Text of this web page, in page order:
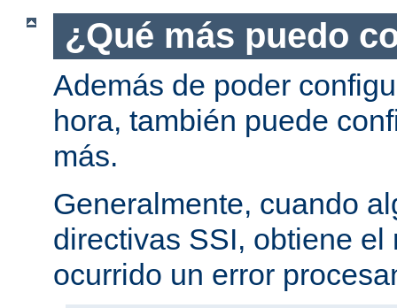
¿Qué más puedo
Además de poder
hora, también puede
más.
Generalmente, cuando
directivas SSI, obtiene el
ocurrido un error